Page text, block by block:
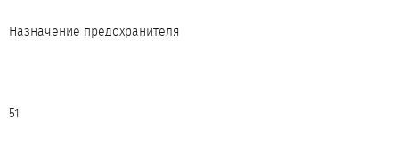
Назначение предохранителя
51